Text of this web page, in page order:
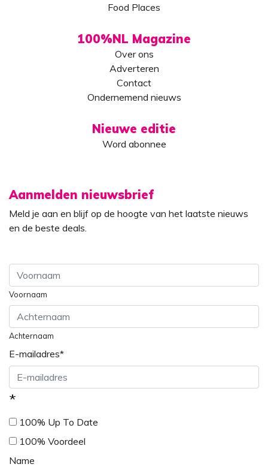
Food Places
100%NL Magazine
Over ons
Adverteren
Contact
Ondernemend nieuws
Nieuwe editie
Word abonnee
Aanmelden nieuwsbrief
Meld je aan en blijf op de hoogte van het laatste nieuws
en de beste deals.
Voornaam
Achternaam
E-mailadres*
*
100% Up To Date
100% Voordeel
Name